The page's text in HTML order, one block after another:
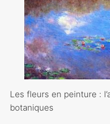
Les fleurs en peinture :
botaniques